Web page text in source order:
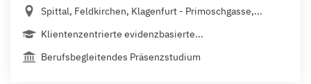
Spittal, Feldkirchen, Klagenfurt - Primoschgasse,...
Klientenzentrierte evidenzbasierte...
Berufsbegleitendes Präsenzstudium